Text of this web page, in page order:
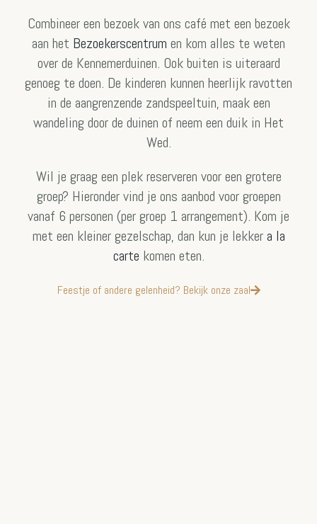
Combineer een bezoek van ons café met een bezoek
aan het Bezoekerscentrum en kom alles te weten
over de Kennemerduinen. Ook buiten is uiteraard
genoeg te doen. De kinderen kunnen heerlijk ravotten
in de aangrenzende zandspeeltuin, maak een
wandeling door de duinen of neem een duik in Het
Wed.
Wil je graag een plek reserveren voor een grotere
groep? Hieronder vind je ons aanbod voor groepen
vanaf 6 personen (per groep 1 arrangement). Kom je
met een kleiner gezelschap, dan kun je lekkera la
carte komen eten.
Feestje of andere gelenheid? Bekijk onze zaal